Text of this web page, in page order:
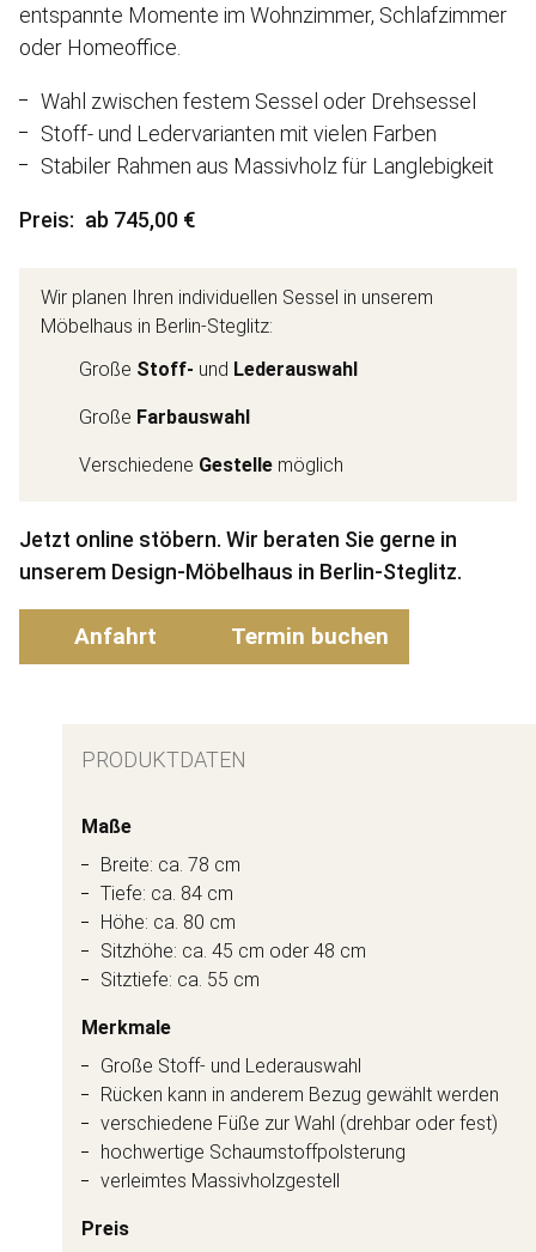
entspannte Momente im Wohnzimmer, Schlafzimmer
oder Homeoffice.
Wahl zwischen festem Sessel oder Drehsessel
Stoff- und Ledervarianten mit vielen Farben
Stabiler Rahmen aus Massivholz für Langlebigkeit
Preis ab 745,00 €
Wir planen Ihren individuellen Sessel in unserem
Möbelhaus in Berlin-Steglitz:
Große Stoff- und Lederauswahl
Große Farbauswahl
Verschiedene Gestelle möglich
Jetzt online stöbern. Wir beraten Sie gerne in
unserem Design-Möbelhaus in Berlin-Steglitz.
Anfahrt Termin buchen
PRODUKTDATEN
Maße
Breite: ca. 78 cm
Tiefe: ca. 84 cm
Höhe: ca. 80 cm
Sitzhöhe: ca. 45 cm oder 48 cm
Sitztiefe: ca. 55 cm
Merkmale
Große Stoff- und Lederauswahl
Rücken kann in anderem Bezug gewählt werden
verschiedene Füße zur Wahl (drehbar oder fest)
hochwertige Schaumstoffpolsterung
verleimtes Massivholzgestell
Preis